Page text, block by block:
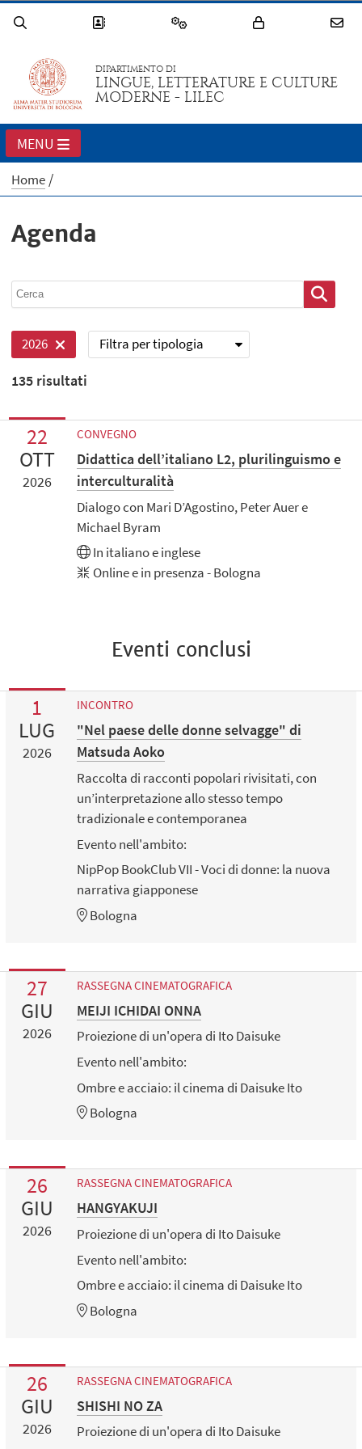
DIPARTIMENTO DI
LINGUE, LETTERATURE E CULTURE
MODERNE - LILEC
MENU
Home
Agenda
2026 Filtra per tipologia
135 risultati
22
OTT
2026
CONVEGNO
Didattica dell’italiano L2, plurilinguismo e
interculturalità
Dialogo con Mari D’Agostino, Peter Auer e
Michael Byram
In italianoeinglese
Online e in presenza - Bologna
Eventi conclusi
1
LUG
2026
INCONTRO
"Nel paese delle donne selvagge" di
Matsuda Aoko
Raccolta di racconti popolari rivisitati, con
un’interpretazione allo stesso tempo
tradizionale e contemporanea
Evento nell'ambito:
NipPop BookClub VII - Voci di donne: la nuova
narrativa giapponese
Bologna
27
GIU
2026
RASSEGNA CINEMATOGRAFICA
MEIJI ICHIDAI ONNA
Proiezione di un'opera di Ito Daisuke
Evento nell'ambito:
Ombre e acciaio: il cinema di Daisuke Ito
Bologna
26
GIU
2026
RASSEGNA CINEMATOGRAFICA
HANGYAKUJI
Proiezione di un'opera di Ito Daisuke
Evento nell'ambito:
Ombre e acciaio: il cinema di Daisuke Ito
Bologna
26
GIU
2026
RASSEGNA CINEMATOGRAFICA
SHISHI NO ZA
Proiezione di un'opera di Ito Daisuke